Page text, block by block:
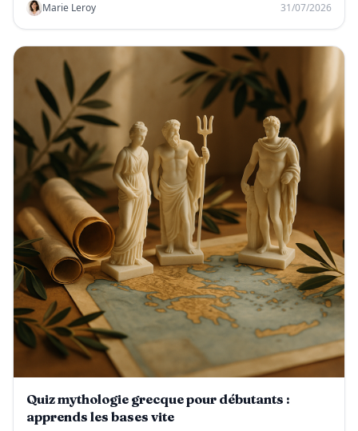
Marie Leroy 31/07/2026
Quiz mythologie grecque pour débutants :
apprends les bases vite